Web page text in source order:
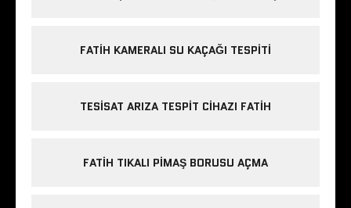
FATIH KAMERALI SU KAÇAĞI TESPITI
TESISAT ARIZA TESPIT CIHAZI FATIH
FATIH TIKALI PIMAŞ BORUSU AÇMA